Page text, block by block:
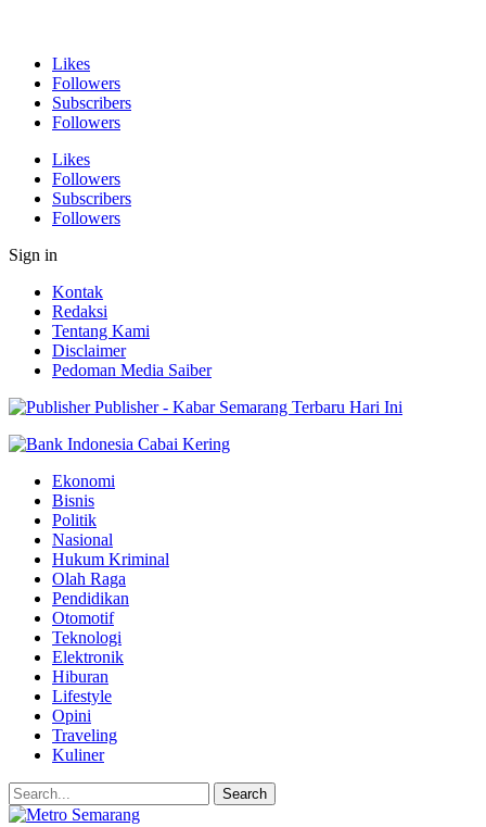
Likes
Followers
Subscribers
Followers
Likes
Followers
Subscribers
Followers
Sign in
Kontak
Redaksi
Tentang Kami
Disclaimer
Pedoman Media Saiber
Publisher - Kabar Semarang Terbaru Hari Ini
Ekonomi
Bisnis
Politik
Nasional
Hukum Kriminal
Olah Raga
Pendidikan
Otomotif
Teknologi
Elektronik
Hiburan
Lifestyle
Opini
Traveling
Kuliner